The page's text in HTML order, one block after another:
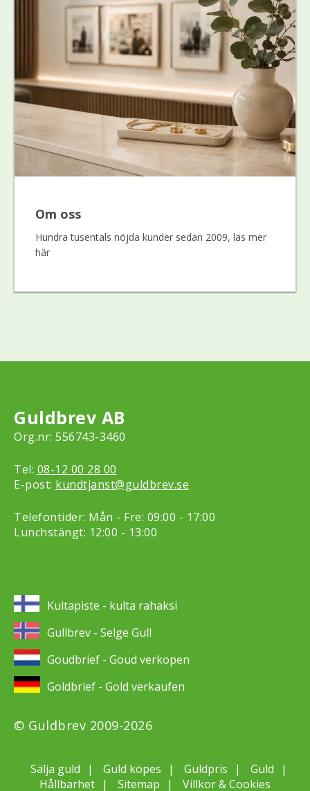
Om oss
Hundra tusentals nöjda kunder sedan 2009, läs mer
här
Guldbrev AB
Org.nr: 556743-3460
Tel: 08-12 00 28 00
E-post: kundtjanst@guldbrev.se
Telefontider: Mån - Fre: 09:00 - 17:00
Lunchstängt: 12:00 - 13:00
Kultapiste - kulta rahaksi
Gullbrev - Selge Gull
Goudbrief - Goud verkopen
Goldbrief - Gold verkaufen
© Guldbrev 2009-2026
Sälja guld Guld köpes Guldpris
Guld
Hållbarhet
Sitemap Villkor & Cookies